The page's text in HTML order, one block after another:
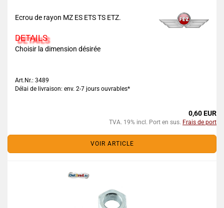
Ecrou de rayon MZ ES ETS TS ETZ.
DETAILS
Choisir la dimension désirée
Art.Nr.: 3489
Délai de livraison: env. 2-7 jours ouvrables*
0,60 EUR
TVA. 19% incl. Port en sus. Frais de port
VOIR ARTICLE